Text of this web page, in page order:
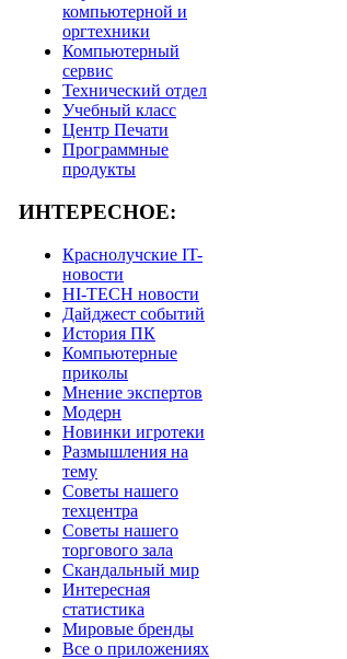
компьютерной и
оргтехники
Компьютерный
сервис
Технический отдел
Учебный класс
Центр Печати
Программные
продукты
ИНТЕРЕСНОЕ:
Краснолучские IT-
новости
HI-TECH новости
Дайджест событий
История ПК
Компьютерные
приколы
Мнение экспертов
Модерн
Новинки игротеки
Размышления на
тему
Советы нашего
техцентра
Советы нашего
торгового зала
Скандальный мир
Интересная
статистика
Мировые бренды
Все о приложениях